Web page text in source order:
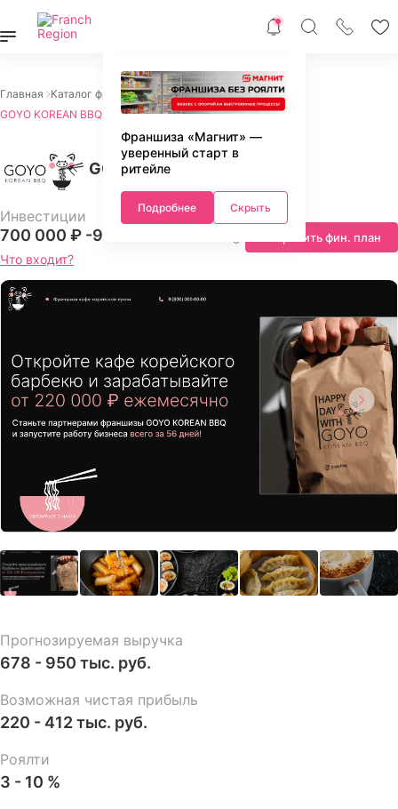
Франшиза «Магнит» —
уверенный старт в
ритейле
Подробнее Скрыть
Главная Каталог франшиз Питание Кафе и рестораны
GOYO KOREAN BBQ
GOYO KOREAN BBQ
Инвестиции
700 000 ₽ -921 000 ₽
Что входит?
Запросить фин. план
Прогнозируемая выручка
678 - 950 тыс. руб.
Возможная чистая прибыль
220 - 412 тыс. руб.
Роялти
3 - 10 %